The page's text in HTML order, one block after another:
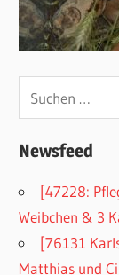
Newsfeed
[47228:
Weibchen & 3
[76131
Matthias und